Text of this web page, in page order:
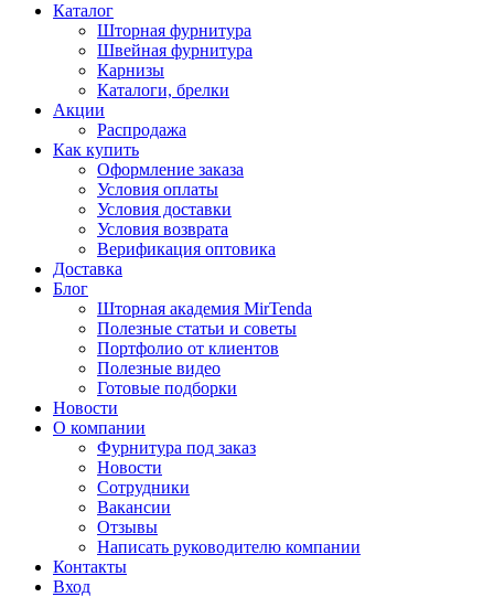
Каталог
Шторная фурнитура
Швейная фурнитура
Карнизы
Каталоги, брелки
Акции
Распродажа
Как купить
Оформление заказа
Условия оплаты
Условия доставки
Условия возврата
Верификация оптовика
Доставка
Блог
Шторная академия MirTenda
Полезные статьи и советы
Портфолио от клиентов
Полезные видео
Готовые подборки
Новости
О компании
Фурнитура под заказ
Новости
Сотрудники
Вакансии
Отзывы
Написать руководителю компании
Контакты
Вход